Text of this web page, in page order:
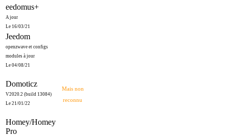
eedomus+
A jour
Le 16/03/21
Jeedom
openzwave et configs
modules à jour
Le 04/08/21
Domoticz
V2020.2 (build 13084)
Le 21/01/22
Mais non
reconnu
Homey/Homey
Pro